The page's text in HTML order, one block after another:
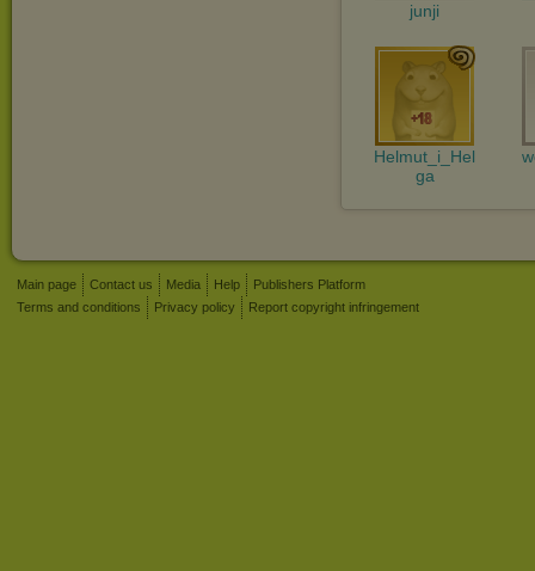
junji
Helmut_i_Hel
ga
Main page Contact us Media Help
Publishers Platform
Terms and conditions
Privacy policy Report copyright infringement